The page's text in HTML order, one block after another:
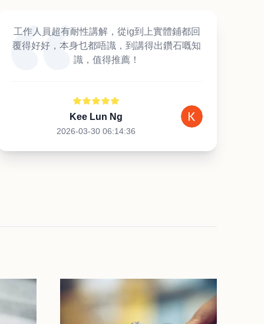
工作人員超有耐性講解，從ig到上實體鋪都回
覆得好好，本身乜都唔識，到講得出鑽石嘅知
識，值得推薦！
Kee Lun Ng
2026-03-30 06:14:36